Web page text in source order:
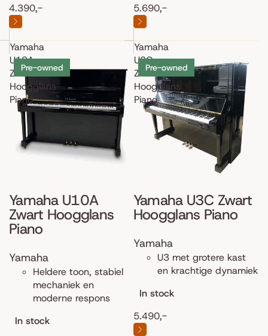
4.390,- 5.690,-
Yamaha
U10A
Zwart
Hoogglans
Piano
Pre-owned
Yamaha U10A
Zwart Hoogglans
Piano
Yamaha
Heldere toon, stabiel
mechaniek en
moderne respons
In stock
Yamaha
U3C
Zwart
Hoogglans
Piano
Pre-owned
Yamaha U3C Zwart
Hoogglans Piano
Yamaha
U3 met grotere kast
en krachtige dynamiek
In stock
5.490,-